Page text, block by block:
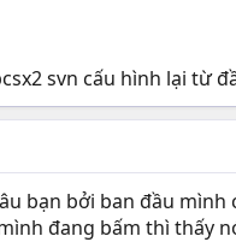
svn cấu hình lại từ
bạn bởi ban đầu
đang bấm thì thấy